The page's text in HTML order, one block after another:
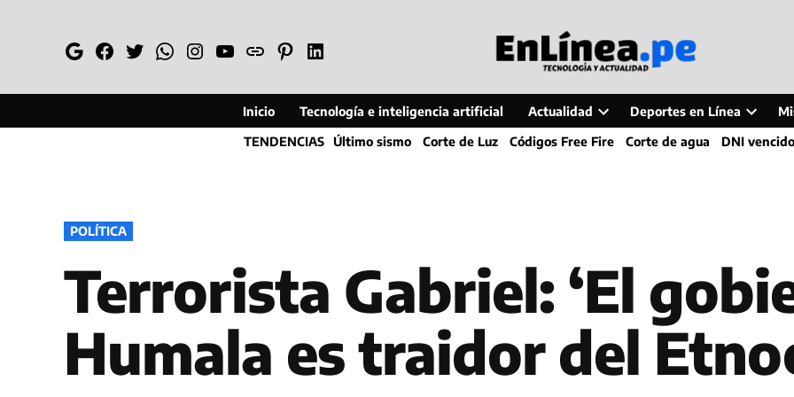
GoogleFacebook
TwitterWhatsapp
Instagram
YouTube
WebPinterestLinkedin
Inicio Tecnología e inteligencia artificial Actualidad
Open
dropdown
Deportes en Línea
Open
dropdown
TENDENCIAS Último sismo Corte de Luz Códigos Free Fire Corte de agua DNI vencido
PUBLICADO
EN
POLÍTICA
Terrorista Gabriel: ‘El
Humala es traidor del